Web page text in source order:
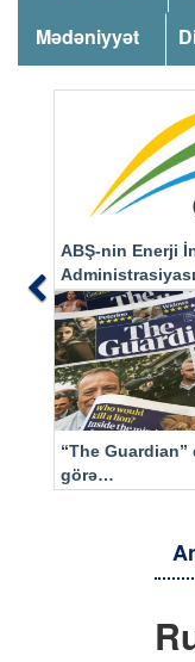
Mədəniyyət
ABŞ-nin Enerji
əsasında…
“The Guardian”
görə…
Previous